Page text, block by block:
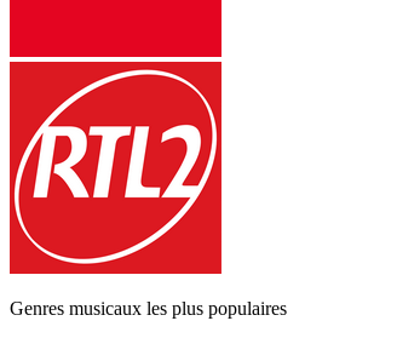
Genres musicaux les plus populaires